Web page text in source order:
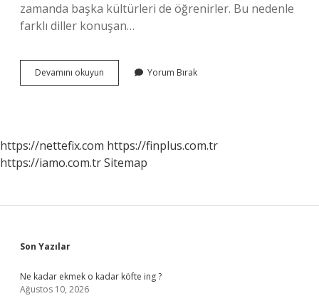
zamanda başka kültürleri de öğrenirler. Bu nedenle
farklı diller konuşan…
Devamını okuyun
Filipinli
Yorum Bırak
https://nettefix.com https://finplus.com.tr
https://iamo.com.trSitemap
Sidebar
Son Yazılar
Ne kadar ekmek o kadar köfte ing ?
Ağustos 10, 2026